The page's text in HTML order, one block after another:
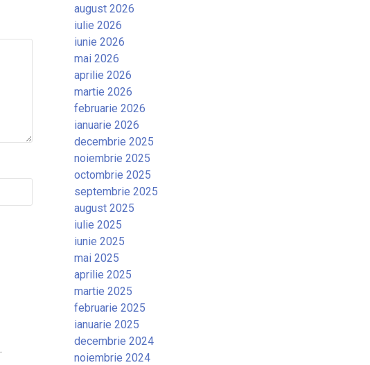
.
august 2026
iulie 2026
iunie 2026
mai 2026
aprilie 2026
martie 2026
februarie 2026
ianuarie 2026
decembrie 2025
noiembrie 2025
octombrie 2025
septembrie 2025
august 2025
iulie 2025
iunie 2025
mai 2025
aprilie 2025
martie 2025
februarie 2025
ianuarie 2025
decembrie 2024
noiembrie 2024